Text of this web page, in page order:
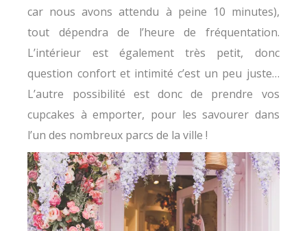
car nous avons attendu à peine 10 minutes),
tout dépendra de l’heure de fréquentation.
L’intérieur est également très petit, donc
question confort et intimité c’est un peu juste…
L’autre possibilité est donc de prendre vos
cupcakes à emporter, pour les savourer dans
l’un des nombreux parcs de la ville !